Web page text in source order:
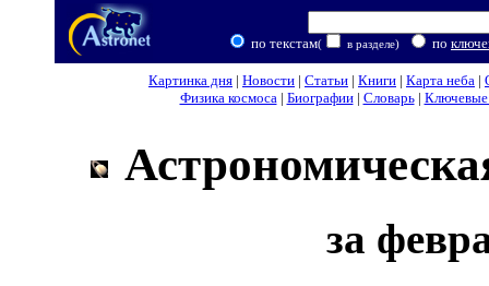
по текстам( в разделе) по
Картинка дня | Новости | Статьи | Книги | Карта неба |
Физика космоса| Биографии| Словарь| Ключевые
за